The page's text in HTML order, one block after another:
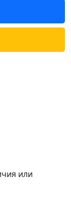
или